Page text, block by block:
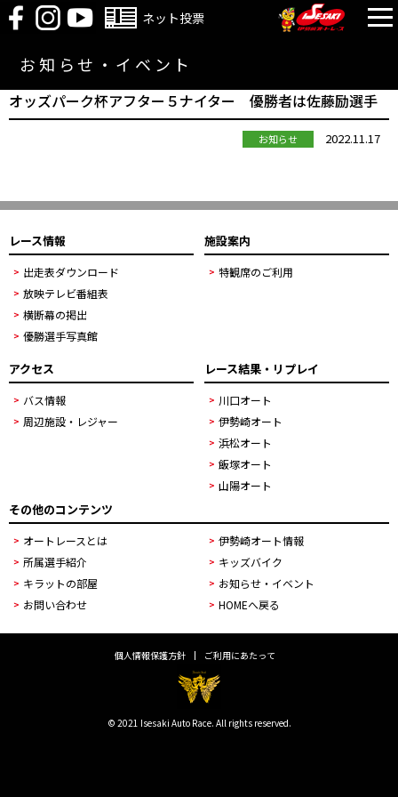
ネット投票
お知らせ・イベント
オッズパーク杯アフター５ナイター 優勝者は佐藤励選手
お知らせ 2022.11.17
レース情報
出走表ダウンロード
放映テレビ番組表
横断幕の掲出
優勝選手写真館
施設案内
特観席のご利用
アクセス
バス情報
周辺施設・レジャー
レース結果・リプレイ
川口オート
伊勢崎オート
浜松オート
飯塚オート
山陽オート
その他のコンテンツ
オートレースとは
伊勢崎オート情報
所属選手紹介
キッズバイク
キラットの部屋
お知らせ・イベント
お問い合わせ
HOMEへ戻る
個人情報保護方針 ご利用にあたって
© 2021 Isesaki Auto Race. All rights reserved.